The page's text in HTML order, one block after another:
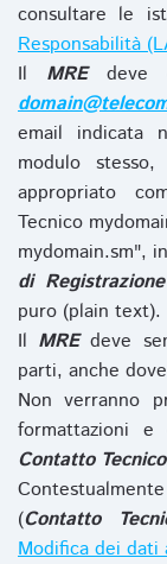
consultare le
Responsabilità
Il MREdeve
email indicata
modulo
appropriato
Tecnico
mydomain.sm",
di
puro (plain text).
Il MREdeve
parti, anche
Non verranno
formattazioni
Contatto Tecnico
(Contatto
Modifica dei dati